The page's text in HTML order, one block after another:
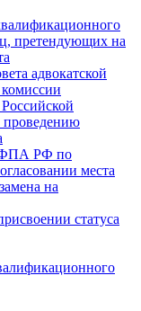
претендующих на
адвокатской
проведению
ФПА РФ по
места
на
статуса